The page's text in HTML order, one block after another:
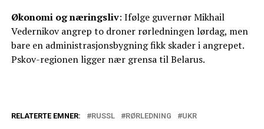
Økonomi og næringsliv: Ifølge guvernør Mikhail
Vedernikov angrep to droner rørledningen lørdag, men
bare en administrasjonsbygning fikk skader i angrepet.
Pskov-regionen ligger nær grensa til Belarus.
RELATERTE EMNER: RUSSL RØRLEDNING UKR